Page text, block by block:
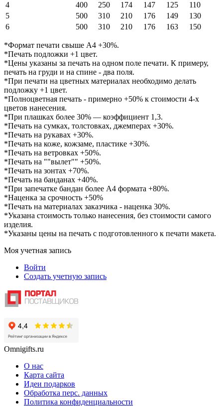
4
400 250 174 147 125
110
5
500 310 210 176 149
130
6
500 310 210 176 163 150
*Формат печати свыше А4 +30%.
*Печать подложки +1 цвет.
*Цены указаны за печать на одном поле печати. К примеру,
печать на груди и на спине - два поля.
*При печати на цветных материалах необходимо делать
подложку +1 цвет.
*Полноцветная печать - примерно +50% к стоимости 4-х
цветов нанесения.
*При плашках более 30% — коэффициент 1,3.
*Печать на сумках, толстовках, джемперах +30%.
*Печать на рукавах +30%.
*Печать на коже, кожзаме, пластике +30%.
*Печать на ветровках +50%.
*Печать на ""вылет"" +50%.
*Печать на зонтах +70%.
*Печать на банданах +40%.
*При запечатке бандан более А4 формата +80%.
*Наценка за срочность +50%
*Печать на материалах заказчика - наценка 30%.
*Указана стоимость только нанесения, без стоимости самого
изделия.
*Указаны цены на печать с подготовленного к печати макета.
Моя учетная запись
Войти
Создать учетную запись
Omnigifts.ru
О нас
Карта сайта
Идеи подарков
Обработка перс. данных
Политика конфиденциальности